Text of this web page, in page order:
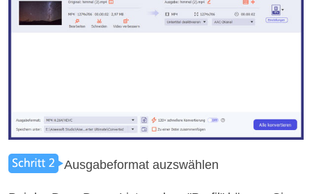
Ausgabeformat auzswählen